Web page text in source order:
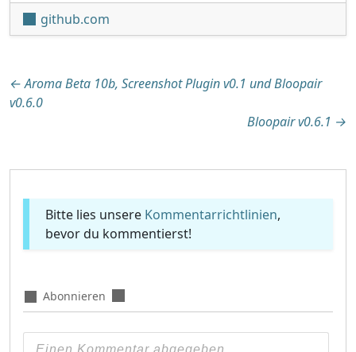
github.com
Beitragsnavigation
← Aroma Beta 10b, Screenshot Plugin v0.1 und Bloopair
v0.6.0
Bloopair v0.6.1 →
Bitte lies unsere Kommentarrichtlinien,
bevor du kommentierst!
Abonnieren